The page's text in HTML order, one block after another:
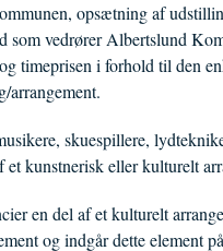
opsætning af
som vedrører Albertslund
timeprisen i forhold til den
arrangement.
skuespillere,
et kunstnerisk eller kulturelt
en del af et kulturelt
og indgår dette element